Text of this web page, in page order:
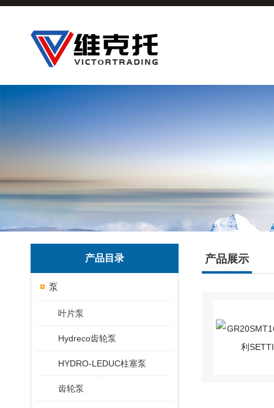
产品目录
泵
叶片泵
Hydreco齿轮泵
HYDRO-LEDUC柱塞泵
齿轮泵
产品展示